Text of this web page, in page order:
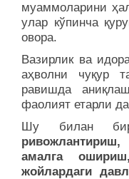
муаммоларини
улар кўпинча
овора.
Вазирлик ва
аҳволни чуқур
равишда
фаолият етарли
Шу билан
амалга
жойлардаги